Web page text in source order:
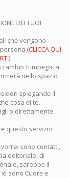
DEI TUOI
che vengono
(CLICCA QUì
).
ti impegni a
nello spazio
spiegando il
cosa di te.
o direttamente
questo servizio
sono contatti,
editoriale, di
sarebbe il
sono Cuore e